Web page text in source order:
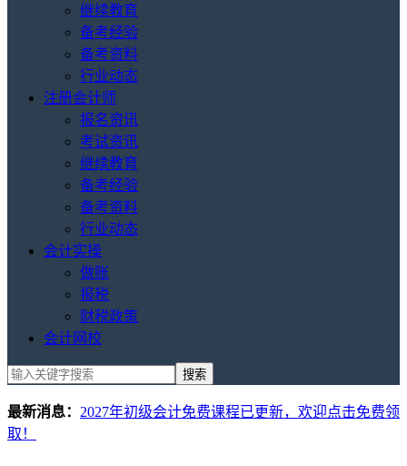
继续教育
备考经验
备考资料
行业动态
注册会计师
报名资讯
考试资讯
继续教育
备考经验
备考资料
行业动态
会计实操
做账
报税
财税政策
会计网校
最新消息： 2027年初级会计免费课程已更新，欢迎点击免费领
取！